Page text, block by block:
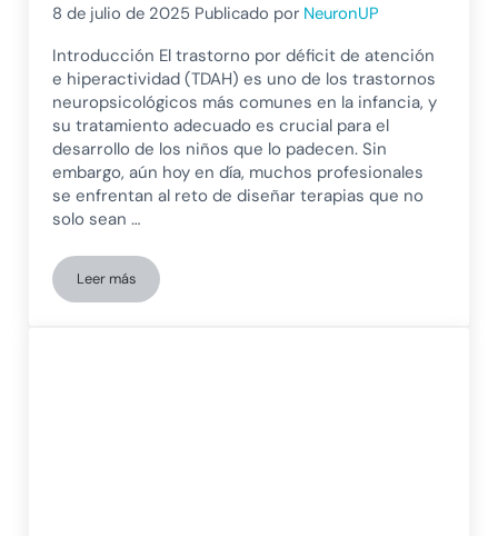
8 de julio de 2025 Publicado por NeuronUP
Introducción El trastorno por déficit de atención
e hiperactividad (TDAH) es uno de los trastornos
neuropsicológicos más comunes en la infancia, y
su tratamiento adecuado es crucial para el
desarrollo de los niños que lo padecen. Sin
embargo, aún hoy en día, muchos profesionales
se enfrentan al reto de diseñar terapias que no
solo sean …
Leer másOptimización de terapias para el TDAH